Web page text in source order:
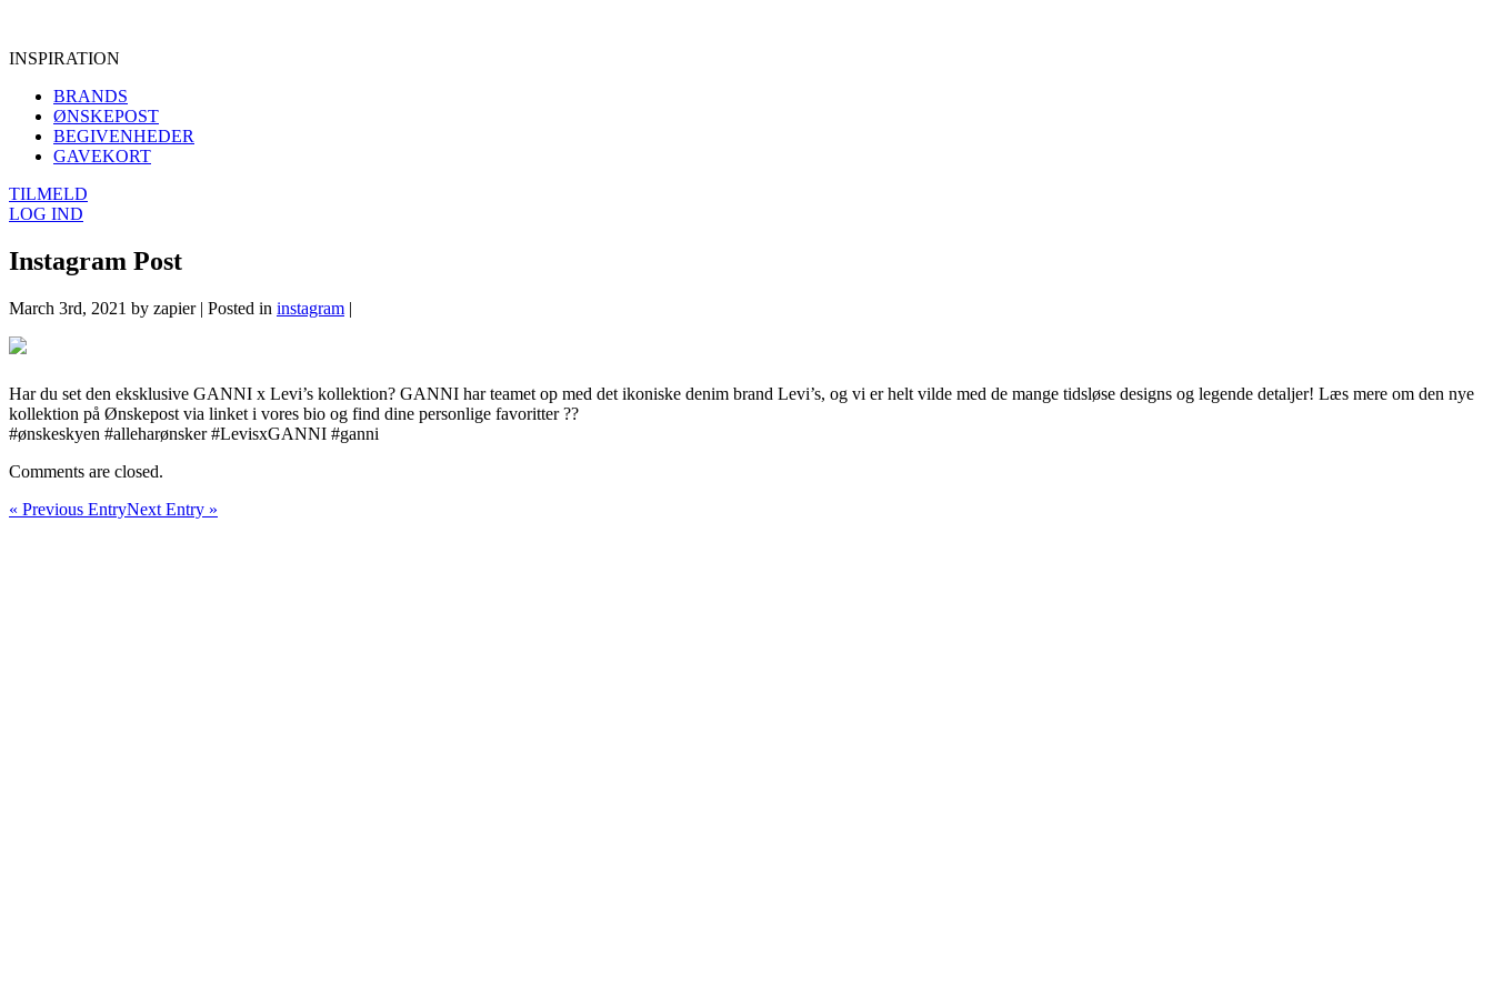
INSPIRATION
BRANDS
ØNSKEPOST
BEGIVENHEDER
GAVEKORT
TILMELD
LOG IND
Instagram Post
March 3rd, 2021 by zapier | Posted in instagram |
Har du set den eksklusive GANNI x Levi’s kollektion? GANNI har teamet op med det ikoniske denim brand Levi’s, og vi er helt vilde med de mange tidsløse designs og legende detaljer! Læs mere om den nye
kollektion på Ønskepost via linket i vores bio og find dine personlige favoritter ?⁠?⁠⁠
#ønskeskyen #alleharønsker #LevisxGANNI #ganni
Comments are closed.
« Previous EntryNext Entry »